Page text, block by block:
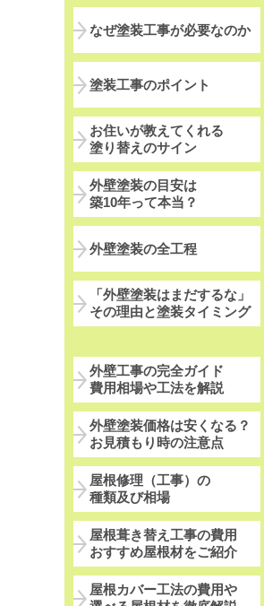
なぜ塗装工事が必要なのか
塗装工事のポイント
お住いが教えてくれる
塗り替えのサイン
外壁塗装の目安は
築10年って本当？
外壁塗装の全工程
「外壁塗装はまだするな」
その理由と塗装タイミング
外壁工事の完全ガイド
費用相場や工法を解説
外壁塗装価格は安くなる？
お見積もり時の注意点
屋根修理（工事）の
種類及び相場
屋根葺き替え工事の費用
おすすめ屋根材をご紹介
屋根カバー工法の費用や